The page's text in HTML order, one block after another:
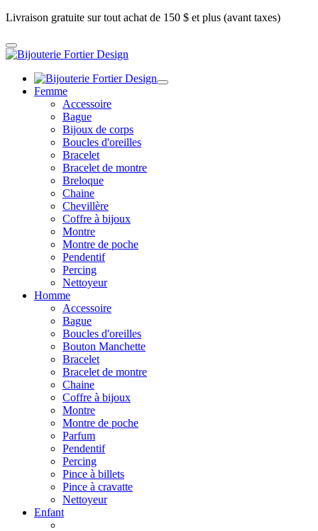
Livraison gratuite sur tout achat de 150 $ et plus (avant taxes)
Femme
Accessoire
Bague
Bijoux de corps
Boucles d'oreilles
Bracelet
Bracelet de montre
Breloque
Chaine
Chevillère
Coffre à bijoux
Montre
Montre de poche
Pendentif
Percing
Nettoyeur
Homme
Accessoire
Bague
Boucles d'oreilles
Bouton Manchette
Bracelet
Bracelet de montre
Chaine
Coffre à bijoux
Montre
Montre de poche
Parfum
Pendentif
Percing
Pince à billets
Pince à cravatte
Nettoyeur
Enfant